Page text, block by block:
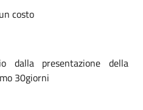
costo
dalla presentazione della
30giorni